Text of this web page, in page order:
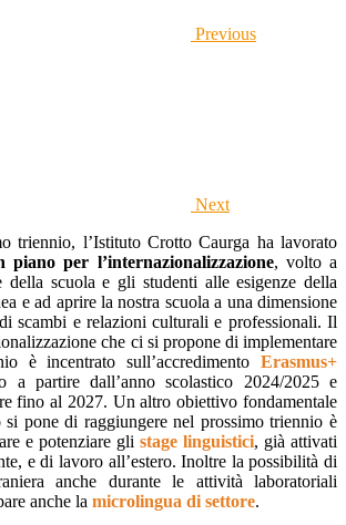
Previous
Next
triennio, l’Istituto Crotto Caurga ha lavorato
per l’internazionalizzazione, volto a
della scuola e gli studenti alle esigenze della
e ad aprire la nostra scuola a una dimensione
scambi e relazioni culturali e professionali. Il
che ci si propone di implementare
è incentrato sull’accredimento Erasmus+
a partire dall’anno scolastico 2024/2025 e
fino al 2027. Un altro obiettivo fondamentale
pone di raggiungere nel prossimo triennio è
e potenziare gli stage linguistici, già attivati
e di lavoro all’estero. Inoltre la possibilità di
anche durante le attività laboratoriali
anche la microlingua di settore.